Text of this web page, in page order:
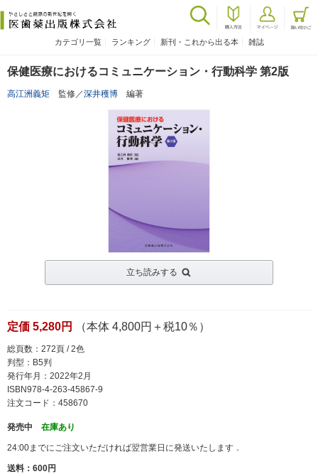
カテゴリ一覧 ランキング 新刊・これから出る本 雑誌
保健医療におけるコミュニケーション・行動科学 第2版
高江洲義矩 監修／深井穫博 編著
立ち読みする
定価 5,280円 （本体 4,800円＋税10％）
総頁数：272頁 / 2色
判型：B5判
発行年月：2022年2月
ISBN978-4-263-45867-9
注文コード：458670
発売中 在庫あり
24:00までにご注文いただければ翌営業日に発送いたします．
送料：600円